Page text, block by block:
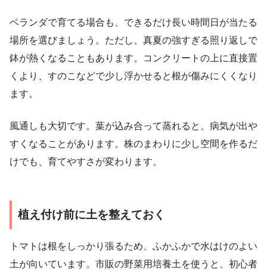
ベランダで育てる場合も、できるだけ長い時間日が当たる
場所を選びましょう。ただし、真夏の強すぎる照り返しで
鉢が熱くなることもあります。コンクリートの上に直接置
くより、すのこなどで少し浮かせると根が傷みにくくなり
ます。
風通しも大切です。葉が込み合って蒸れると、病気が出や
すくなることがあります。株のまわりに少し空間を作るだ
けでも、育てやすさが変わります。
植え付け前に土を整えておく
トマトは根をしっかり張るため、ふかふかで水はけのよい
土が向いています。市販の野菜用培養土を使うと、初心者